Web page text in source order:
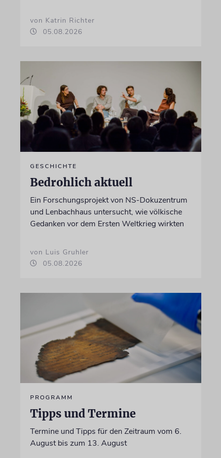
von Katrin Richter
05.08.2026
GESCHICHTE
Bedrohlich aktuell
Ein Forschungsprojekt von NS-Dokuzentrum
und Lenbachhaus untersucht, wie völkische
Gedanken vor dem Ersten Weltkrieg wirkten
von Luis Gruhler
05.08.2026
PROGRAMM
Tipps und Termine
Termine und Tipps für den Zeitraum vom 6.
August bis zum 13. August